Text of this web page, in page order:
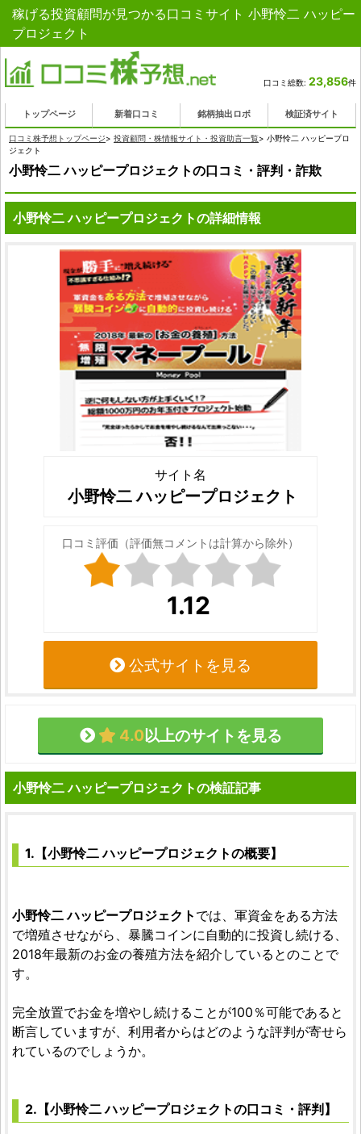
稼げる投資顧問が見つかる口コミサイト 小野怜二 ハッピー
プロジェクト
口コミ総数: 23,856件
トップページ 新着口コミ 銘柄抽出ロボ 検証済サイト
口コミ株予想トップページ> 投資顧問・株情報サイト・投資助言一覧> 小野怜二 ハッピープロ
ジェクト
小野怜二 ハッピープロジェクトの口コミ・評判・詐欺
小野怜二 ハッピープロジェクトの詳細情報
サイト名
小野怜二 ハッピープロジェクト
口コミ評価（評価無コメントは計算から除外）
1.12
公式サイトを見る
4.0以上のサイトを見る
小野怜二 ハッピープロジェクトの検証記事
1.【小野怜二 ハッピープロジェクトの概要】
小野怜二 ハッピープロジェクト では、軍資金をある方法
で増殖させながら、暴騰コインに自動的に投資し続ける、
2018年最新のお金の養殖方法を紹介しているとのことで
す。
完全放置でお金を増やし続けることが100％可能であると
断言していますが、利用者からはどのような評判が寄せら
れているのでしょうか。
2.【小野怜二 ハッピープロジェクトの口コミ・評判】